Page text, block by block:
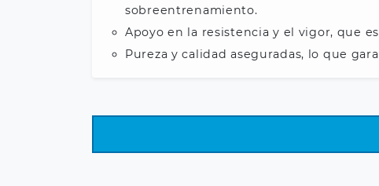
sobreentrenamiento.
Apoyo en la resistencia y el vigor, que
Pureza y calidad aseguradas, lo que